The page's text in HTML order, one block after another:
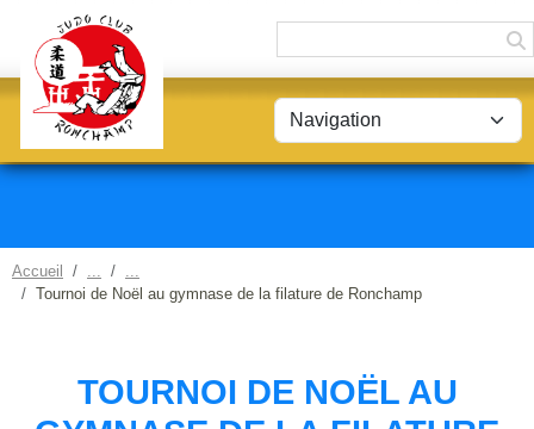
Accueil
Tournoi de Noël au gymnase de la filature de Ronchamp
TOURNOI DE NOËL AU
Panneau de gestion des cookies